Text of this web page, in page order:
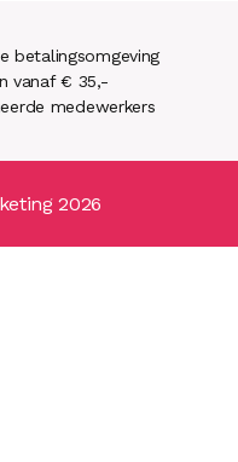
betalingsomgeving
vanaf € 35,-
medewerkers
2026